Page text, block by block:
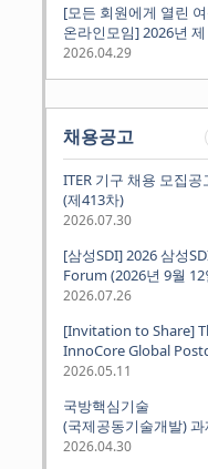
[모든 회원에게 열린
온라인모임] 2026년
정기모임 (5월 12일 화
2026.04.29
채용공고
ITER 기구 채용 모집공
(제413차)
2026.07.30
[삼성SDI] 2026 삼성
Forum (2026년 9월
뮌헨 개최)
2026.07.26
[Invitation to Share]
InnoCore Global
Job Fair: Meet Korea's
Institutes
2026.05.11
국방핵심기술
(국제공동기술개발) 과
안내 (~2026.06.26)
2026.04.30